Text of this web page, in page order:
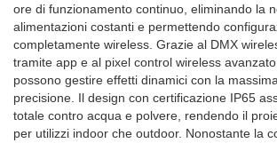
ore di funzionamento continuo, eliminando la
alimentazioni costanti e permettendo
completamente wireless. Grazie al DMX
tramite app e al pixel control wireless
possono gestire effetti dinamici con la
precisione. Il design con certificazione IP65
totale contro acqua e polvere, rendendo il
per utilizzi indoor che outdoor. Nonostante la